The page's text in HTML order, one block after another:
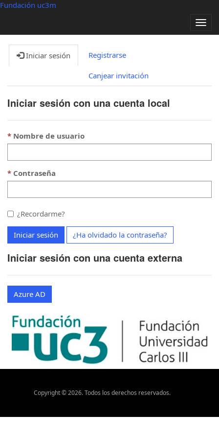
Fundación uc3m
Iniciar sesión Registrarse
Canjear invitación
Iniciar sesión con una cuenta local
Nombre de usuario
Contraseña
¿Recordarme?
Iniciar sesión ¿Ha olvidado la contraseña?
Iniciar sesión con una cuenta externa
Azure AD
Copyright ©2026. Todos los derechos reservados.